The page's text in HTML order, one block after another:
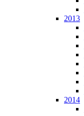
2013
2014